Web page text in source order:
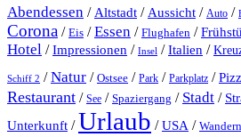
Abendessen / Altstadt / Aussicht / Auto /
Corona / Eis /Essen / Flughafen /
Hotel /Impressionen / Insel /Italien /
Schiff 2 /Natur / Ostsee / Park / Parkplatz /
Restaurant / See / Spaziergang / Stadt /
Unterkunft /Urlaub /USA / Wandern